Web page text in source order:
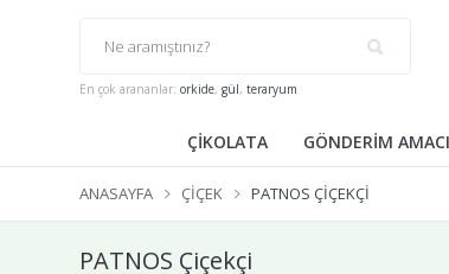
En çok arananlar: orkide, gül, teraryum
ÇİKOLATA GÖNDERİM
ANASAYFA ÇIÇEK PATNOS ÇIÇEKÇI
PATNOS Çiçekçi